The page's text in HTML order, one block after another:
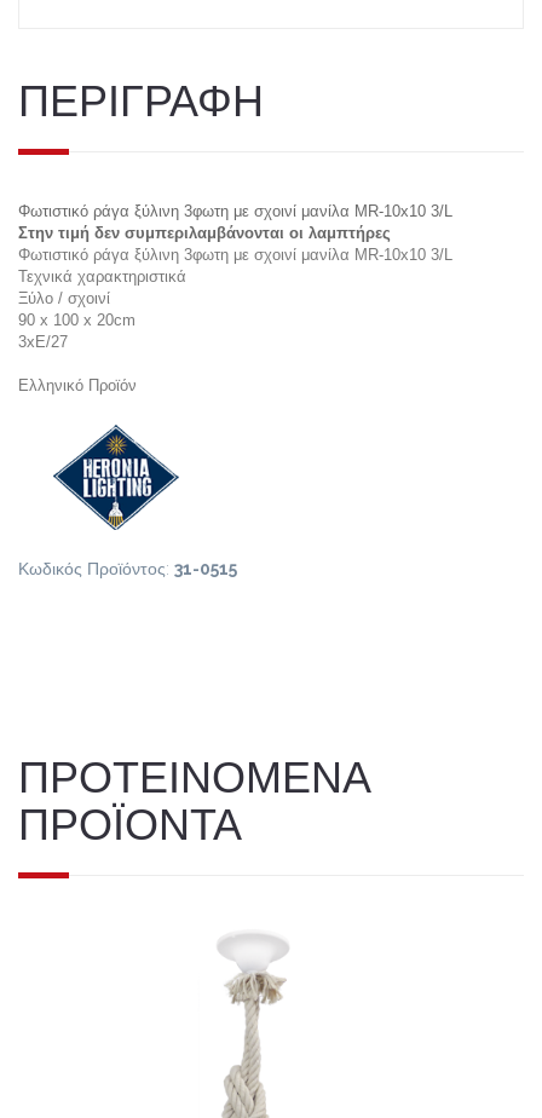
ΠΕΡΙΓΡΑΦΗ
Φωτιστικό ράγα ξύλινη 3φωτη με σχοινί μανίλα MR-10x10 3/L
Στην τιμή δεν συμπεριλαμβάνονται οι λαμπτήρες
Φωτιστικό ράγα ξύλινη 3φωτη με σχοινί μανίλα MR-10x10 3/L
Τεχνικά χαρακτηριστικά
Ξύλο / σχοινί
90 x 100 x 20cm
3xE/27
Ελληνικό Προϊόν
Κωδικός Προϊόντος: 31-0515
ΠΡΟΤΕΙΝΟΜΕΝΑ
ΠΡΟΪΟΝΤΑ